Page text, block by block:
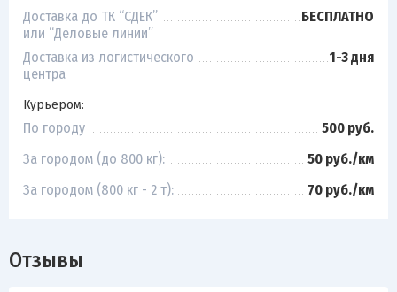
Доставка до ТК “СДЕК”
или “Деловые линии”
БЕСПЛАТНО
Доставка из логистического
центра
1-3 дня
Курьером:
По городу
500 руб.
За городом (до 800 кг):
50 руб./км
За городом (800 кг - 2 т):
70 руб./км
Отзывы